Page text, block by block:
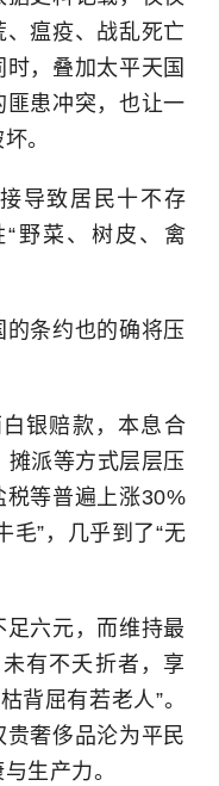
瘟疫、战乱死亡
，叠加太平天国
患冲突，也让一
。
导致居民十不存
野菜、树皮、禽
条约也的确将压
银赔款，本息合
派等方式层层压
税等普遍上涨30%
毛”，几乎到了“无
六元，而维持最
有不夭折者，享
背屈有若老人”。
奢侈品沦为平民
生产力。